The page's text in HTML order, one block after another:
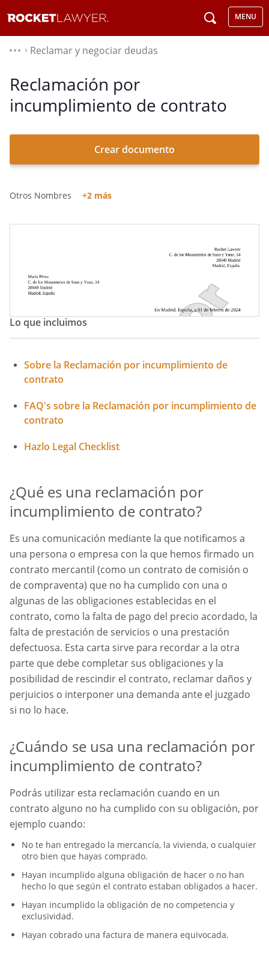
MENU
⌃ Reclamar y negociar deudas
Reclamación por
incumplimiento de contrato
Crear documento
Otros Nombres +2 más
Reclamación De Daños Y Perjuicios Por Incumplimiento
Lo que incluimos
Sobre la Reclamación por incumplimiento de
contrato
FAQ's sobre la Reclamación por incumplimiento de
contrato
Hazlo Legal Checklist
¿Qué es una reclamación por
incumplimiento de contrato?
Es una comunicación mediante la que notificamos a
una persona o empresa con la que hemos firmado un
contrato mercantil (como un contrato de comisión o
de compraventa) que no ha cumplido con una o
algunas de las obligaciones establecidas en el
contrato, como la falta de pago del precio acordado, la
falta de prestación de servicios o una prestación
defectuosa. Esta carta sirve para recordar a la otra
parte que debe completar sus obligaciones y la
posibilidad de rescindir el contrato, reclamar daños y
perjuicios o interponer una demanda ante el juzgado
si no lo hace.
¿Cuándo se usa una reclamación por
incumplimiento de contrato?
Podrás utilizar esta reclamación cuando en un
contrato alguno no ha cumplido con su obligación, por
ejemplo cuando:
No te han entregado la mercancía, la vivienda, o cualquier
otro bien que hayas comprado.
Hayan incumplido alguna obligación de hacer o no han
hecho lo que según el contrato estaban obligados a hacer.
Hayan incumplido la obligación de no competencia y
exclusividad.
Hayan cobrado una factura de manera equivocada.